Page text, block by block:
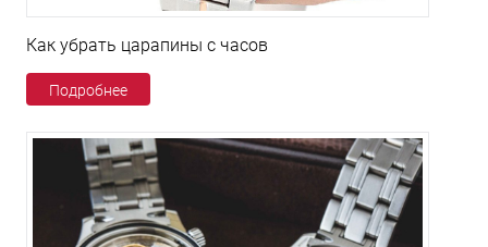
Как убрать царапины с часов
Подробнее